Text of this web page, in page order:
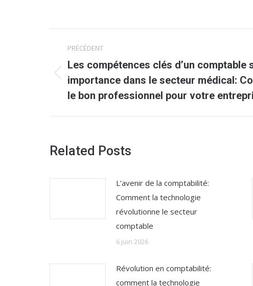
Navigation
article
PRÉCÉDENT
Article
précédent
Les compétences clés d’un comptable
importance dans le secteur médical:
le bon professionnel pour votre
Related Posts
L’avenir de la comptabilité:
Comment la technologie
révolutionne le secteur
comptable
6 juin 2026
Révolution en comptabilité:
comment la technologie